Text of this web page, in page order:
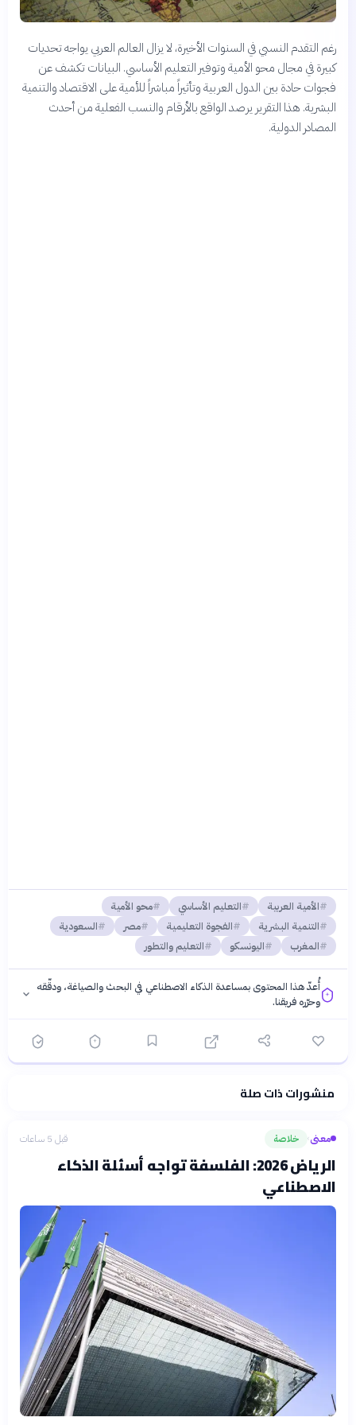
رغم التقدم النسبي في السنوات الأخيرة، لا يزال العالم العربي يواجه تحديات
كبيرة في مجال محو الأمية وتوفير التعليم الأساسي. البيانات تكشف عن
فجوات حادة بين الدول العربية وتأثيراً مباشراً للأمية على الاقتصاد والتنمية
البشرية. هذا التقرير يرصد الواقع بالأرقام والنسب الفعلية من أحدث
المصادر الدولية.
الأمية العربية التعليم الأساسي
محو الأمية
التنمية البشرية
الفجوة التعليمية مصر
السعودية
المغرب
اليونسكو التعليم والتطور
أُعدّ هذا المحتوى بمساعدة الذكاء الاصطناعي في البحث والصياغة، ودقّقه
وحرّره فريقنا.
فلسفتنا المعرفية· سياسة الذكاء الاصطناعيمنشورات ذات صلة
معنى› خلاصة قبل 5 ساعات
الرياض 2026: الفلسفة تواجه أسئلة الذكاء
الاصطناعي